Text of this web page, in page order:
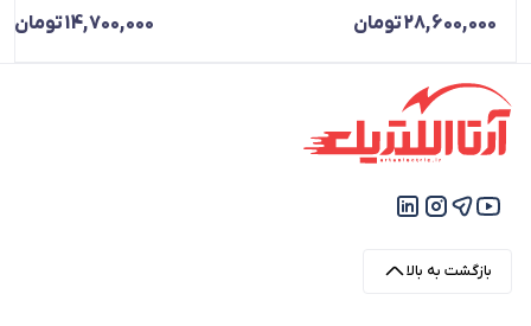
28,600,000تومان 14,700,000تومان
بازگشت به بالا